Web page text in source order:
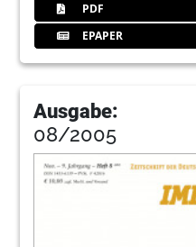
PDF
EPAPER
Ausgabe:
08/2005